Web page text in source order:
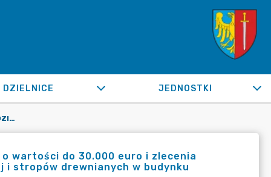
DZIELNICE JEDNOSTKI
OR.0050.222.2020_IMI W SPRAWIE UDZIELENIA ZAMÓWIENIA O WARTOŚCI DO 30.000 EURO I ZLECENIA OPRACOWANIA EKSPERTYZY MYKOLOGICZNEJ WIĘŹBY DACHOWEJ I STROPÓW DREWNIANYCH W BUDYNKU SPICHLERZA W ŻORACH
wartości do 30.000 euro i zlecenia
i stropów drewnianych w budynku